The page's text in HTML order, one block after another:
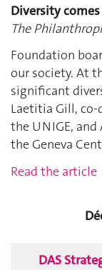
Diversity
The
Foundation
our society. At
significant
Laetitia Gill,
the UNIGE,
the Geneva
Read the article
DAS